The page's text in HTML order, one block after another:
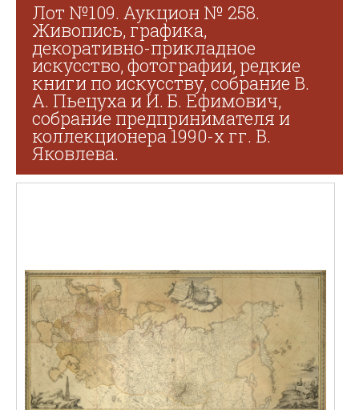
Лот №109. Аукцион № 258.
Живопись, графика,
декоративно-прикладное
искусство, фотографии, редкие
книги по искусству, собрание В.
А. Пьецуха и И. Б. Ефимович,
собрание предпринимателя и
коллекционера 1990-х гг. В.
Яковлева.